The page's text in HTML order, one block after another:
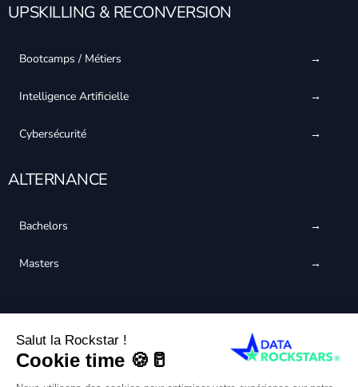
UPSKILLING & RECONVERSION
Bootcamps / Métiers
Intelligence Artificielle
Cybersécurité
ALTERNANCE
Bachelors
Masters
CERTIFIÉ QUALIOPI